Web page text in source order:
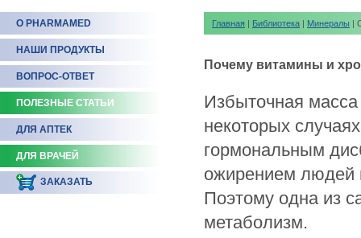
О PHARMAMED
НАШИ ПРОДУКТЫ
ВОПРОС-ОТВЕТ
ПОЛЕЗНЫЕ СТАТЬИ
ДЛЯ АПТЕК
ДЛЯ ВРАЧЕЙ
ЗАКАЗАТЬ
Главная | Библиотека | Минералы |
Почему витамины и
Избыточная
некоторых
гормональным
ожирением людей
Поэтому одна из
метаболизм.